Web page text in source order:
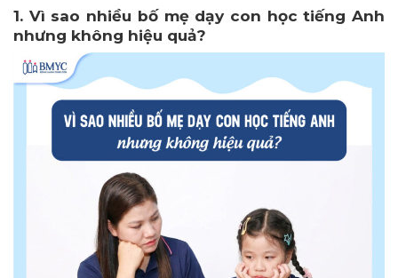
1. Vì sao nhiều bố mẹ dạy con học tiếng Anh
nhưng không hiệu quả?